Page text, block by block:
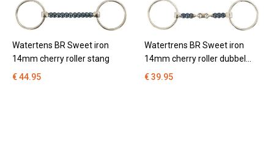
Watertens BR Sweet iron
14mm cherry roller stang
€ 44.95
Watertrens BR Sweet iron
14mm cherry roller dubbel
gebroken
€ 39.95